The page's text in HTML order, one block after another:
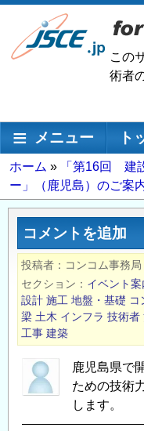
メ
ン
動
この
術者
メインナビゲーショ
メニュー ト
パ
ン
く
ホーム
「第16回 建
ー」（鹿児島）のご案
コメントを追加
投稿者 コンコム事務局
セクション
イベント案
設計 施工 地盤・基礎 コ
梁 土木 インフラ 技術者
工事 建築
鹿児島県で
ための技術
します。